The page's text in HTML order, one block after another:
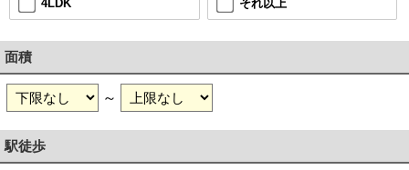
4LDK それ以上
面積
～
駅徒歩